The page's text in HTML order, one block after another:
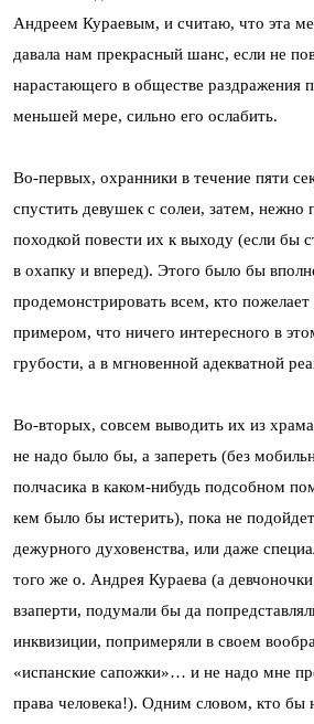
Андреем Кураевым, и считаю, что эта
давала нам прекрасный шанс, если не
нарастающего в обществе раздражения
меньшей мере, сильно его ослабить.
Во-первых, охранники в течение пяти
спустить девушек с солеи, затем, нежно
походкой повести их к выходу (если бы
в охапку и вперед). Этого было бы
продемонстрировать всем, кто пожелает
примером, что ничего интересного в
грубости, а в мгновенной адекватной
Во-вторых, совсем выводить их из
не надо было бы, а запереть (без
полчасика в каком-нибудь подсобном
кем было бы истерить), пока не
дежурного духовенства, или даже
того же о. Андрея Кураева (а
взаперти, подумали бы да
инквизиции, попримеряли в своем
«испанские сапожки»… и не надо мне
права человека!). Одним словом, кто бы